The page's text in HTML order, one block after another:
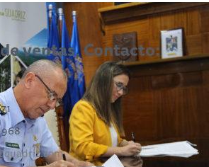
ventas, Contacto:
968